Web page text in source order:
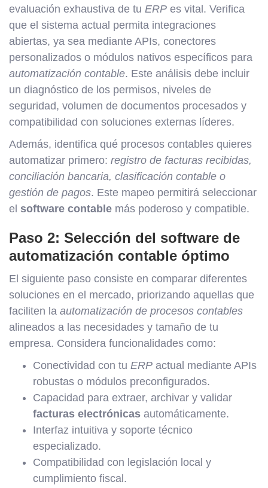
evaluación exhaustiva de tu ERP es vital. Verifica
que el sistema actual permita integraciones
abiertas, ya sea mediante APIs, conectores
personalizados o módulos nativos específicos para
automatización contable. Este análisis debe incluir
un diagnóstico de los permisos, niveles de
seguridad, volumen de documentos procesados y
compatibilidad con soluciones externas líderes.
Además, identifica qué procesos contables quieres
automatizar primero: registro de facturas recibidas,
conciliación bancaria, clasificación contable o
gestión de pagos. Este mapeo permitirá seleccionar
el software contable más poderoso y compatible.
Paso 2: Selección del software de
automatización contable óptimo
El siguiente paso consiste en comparar diferentes
soluciones en el mercado, priorizando aquellas que
faciliten la automatización de procesos contables
alineados a las necesidades y tamaño de tu
empresa. Considera funcionalidades como:
Conectividad con tu ERP actual mediante APIs
robustas o módulos preconfigurados.
Capacidad para extraer, archivar y validar
facturas electrónicas automáticamente.
Interfaz intuitiva y soporte técnico
especializado.
Compatibilidad con legislación local y
cumplimiento fiscal.